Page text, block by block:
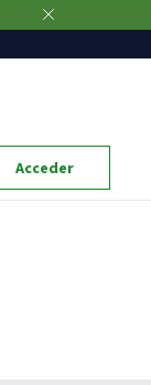
Acceder